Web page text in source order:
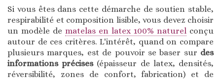
Si vous êtes dans cette démarche de soutien stable,
respirabilité et composition lisible, vous devez choisir
un modèle de matelas en latex 100% naturel conçu
autour de ces critères. L'intérêt, quand on compare
plusieurs marques, est de pouvoir se baser sur des
informations précises(épaisseur de latex, densités,
réversibilité, zones de confort, fabrication) et de